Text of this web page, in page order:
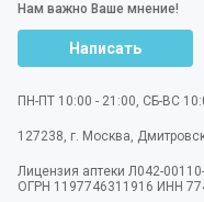
Нам важно Ваше мнение!
Написать
ПН-ПТ 10:00 - 21:00, СБ-ВС
127238, г. Москва,
Лицензия аптеки Л042-
ОГРН 1197746311916 ИНН